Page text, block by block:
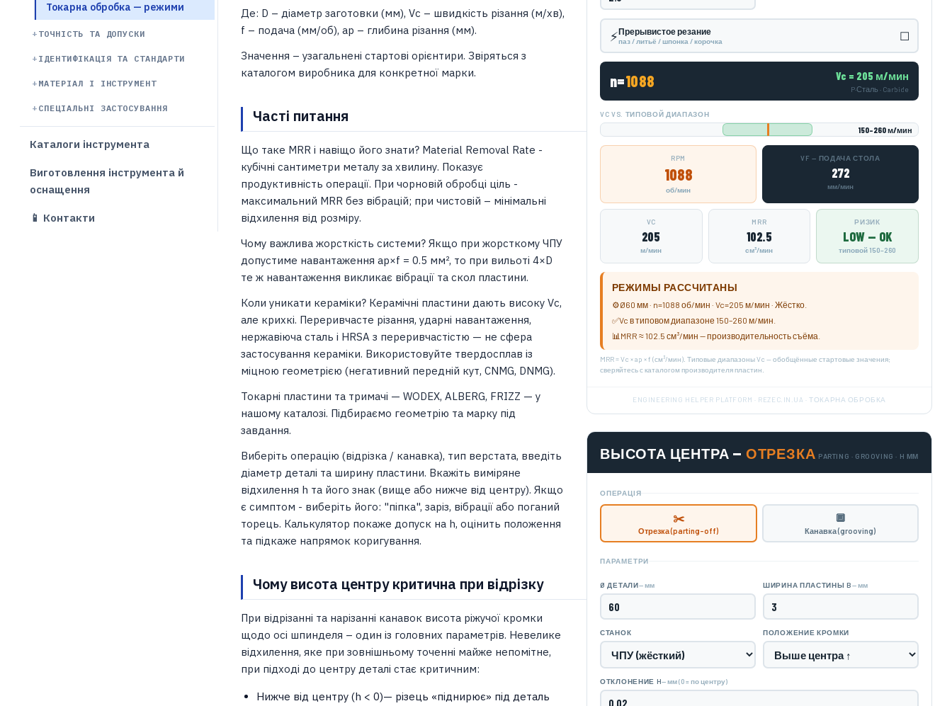
Токарна обробка — режими
ТОЧНІСТЬ ТА ДОПУСКИ
ІДЕНТИФІКАЦІЯ ТА СТАНДАРТИ
МАТЕРІАЛ І ІНСТРУМЕНТ
СПЕЦІАЛЬНІ ЗАСТОСУВАННЯ
Каталоги інструмента
Виготовлення інструмента й
оснащення
📱 Контакти
⚡Прерывистое резание
паз / литьё / шпонка / корочка ☐
n=1088 Vc = 205 м/мин
P·Сталь · Carbide
VC VS. ТИПОВОЙ ДИАПАЗОН
150–260 м/мин
RPM
1088
об/мин
VF — ПОДАЧА СТОЛА
272
мм/мин
VC
205
м/мин
MRR
102.5
см³/мин
РИЗИК
LOW — OK
типовой 150–260
РЕЖИМЫ РАССЧИТАНЫ
⚙Ø60 мм · n=1088 об/мин · Vc=205 м/мин · Жёстко.
✅Vc в типовом диапазоне 150–260 м/мин.
📊 MRR ≈ 102.5 см³/мин — производительность съёма.
MRR = Vc × ap × f (см³/мин). Типовые диапазоны Vc — обобщённые стартовые значения;
сверяйтесь с каталогом производителя пластин.
ENGINEERING HELPER PLATFORM · REZEC.IN.UA · ТОКАРНА ОБРОБКА
ВЫСОТА ЦЕНТРА — ОТРЕЗКА PARTING · GROOVING · H ММ
ОПЕРАЦІЯ
✂️
Отрезка (parting-off)
🔲
Канавка (grooving)
ПАРАМЕТРИ
Ø ДЕТАЛИ— мм ШИРИНА ПЛАСТИНЫ B— мм
СТАНОК ПОЛОЖЕНИЕ КРОМКИ
ОТКЛОНЕНИЕ H— мм (0 = по центру)
Де: D – діаметр заготовки (мм), Vc – швидкість різання (м/хв),
f – подача (мм/об), ap – глибина різання (мм).
Значення – узагальнені стартові орієнтири. Звіряться з
каталогом виробника для конкретної марки.
Часті питання
Що таке MRR і навіщо його знати? Material Removal Rate -
кубічні сантиметри металу за хвилину. Показує
продуктивність операції. При чорновій обробці ціль -
максимальний MRR без вібрацій; при чистовій – мінімальні
відхилення від розміру.
Чому важлива жорсткість системи? Якщо при жорсткому ЧПУ
допустиме навантаження ap×f = 0.5 мм², то при вильоті 4×D
те ж навантаження викликає вібрації та скол пластини.
Коли уникати кераміки? Керамічні пластини дають високу Vc,
але крихкі. Переривчасте різання, ударні навантаження,
нержавіюча сталь і HRSA з переривчастістю — не сфера
застосування кераміки. Використовуйте твердосплав із
міцною геометрією (негативний передній кут, CNMG, DNMG).
Токарні пластини та тримачі — WODEX, ALBERG, FRIZZ — у
нашому каталозі. Підбираємо геометрію та марку під
завдання.
Виберіть операцію (відрізка / канавка), тип верстата, введіть
діаметр деталі та ширину пластини. Вкажіть виміряне
відхилення h та його знак (вище або нижче від центру). Якщо
є симптом - виберіть його: "піпка", заріз, вібрації або поганий
торець. Калькулятор покаже допуск на h, оцінить положення
та підкаже напрямок коригування.
Чому висота центру критична при відрізку
При відрізанні та нарізанні канавок висота ріжучої кромки
щодо осі шпинделя – один із головних параметрів. Невелике
відхилення, яке при зовнішньому точенні майже непомітне,
при підході до центру деталі стає критичним:
Нижче від центру (h < 0)— різець «піднирює» під деталь